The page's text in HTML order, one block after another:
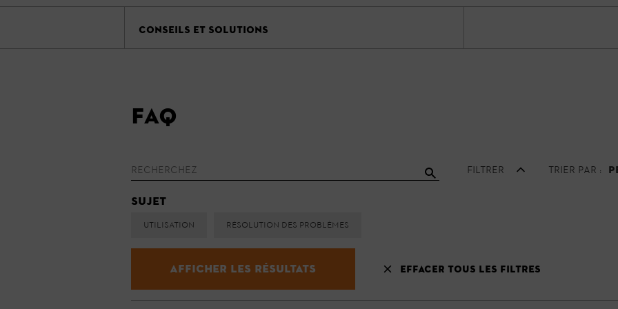
CONSEILS ET SOLUTIONS
FAQ
Filtrer Trier par :
Sujet
Utilisation Résolution des problèmes
Afficher les résultats Effacer tous les filtres